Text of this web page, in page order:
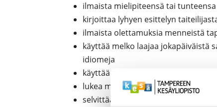
ilmaista mielipiteensä tai
kirjoittaa lyhyen esittelyn
ilmaista olettamuksia menneistä
käyttää melko laajaa jokapäiväistä
idiomeja
käyttää useita erilaisia rakenteita
lukea monenlaisia, tuttuja aiheita
selvittää pääkohdat tuttua aihetta